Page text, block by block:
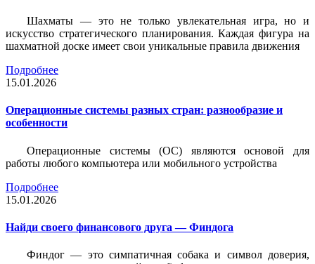
Шахматы — это не только увлекательная игра, но и
искусство стратегического планирования. Каждая фигура на
шахматной доске имеет свои уникальные правила движения
Подробнее
15.01.2026
Операционные системы разных стран: разнообразие и
особенности
Операционные системы (ОС) являются основой для
работы любого компьютера или мобильного устройства
Подробнее
15.01.2026
Найди своего финансового друга — Финдога
Финдог — это симпатичная собака и символ доверия,